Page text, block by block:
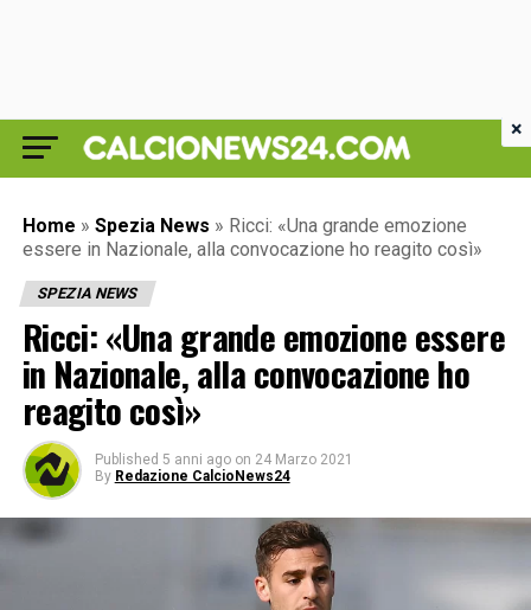
Home » Spezia News » Ricci: «Una grande emozione
essere in Nazionale, alla convocazione ho reagito così»
SPEZIA NEWS
Ricci: «Una grande emozione essere
in Nazionale, alla convocazione ho
reagito così»
Published 5 anni ago on 24 Marzo 2021
By Redazione CalcioNews24
×